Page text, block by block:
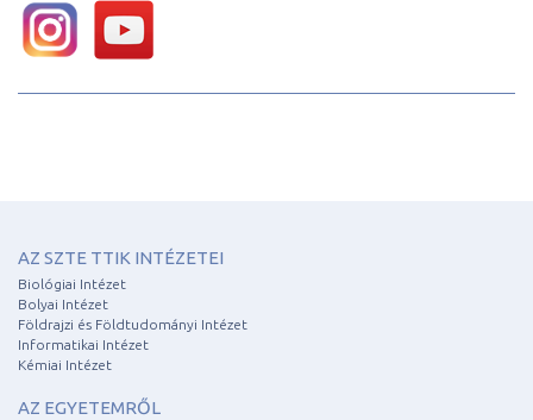
AZ SZTE TTIK INTÉZETEI
Biológiai Intézet
Bolyai Intézet
Földrajzi és Földtudományi Intézet
Informatikai Intézet
Kémiai Intézet
AZ EGYETEMRŐL